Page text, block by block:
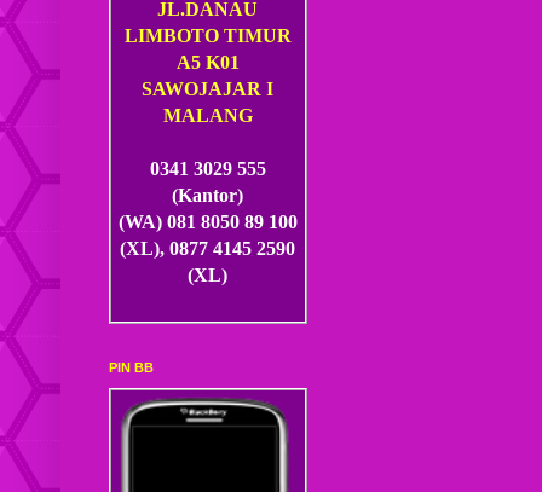
JL.DANAU
LIMBOTO TIMUR
A5 K01
SAWOJAJAR I
MALANG
0341 3029 555
(Kantor)
(WA) 081 8050 89 100
(XL), 0877 4145 2590
(XL)
PIN BB